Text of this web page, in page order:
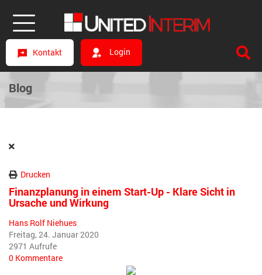
Kontakt Login
Blog
Drucken
Finanzplanung in einem Start-Up - Klare Sicht in
Ursache und Wirkung
Hans Rolf Niehues
Freitag, 24. Januar 2020
2971 Aufrufe
0 Kommentare